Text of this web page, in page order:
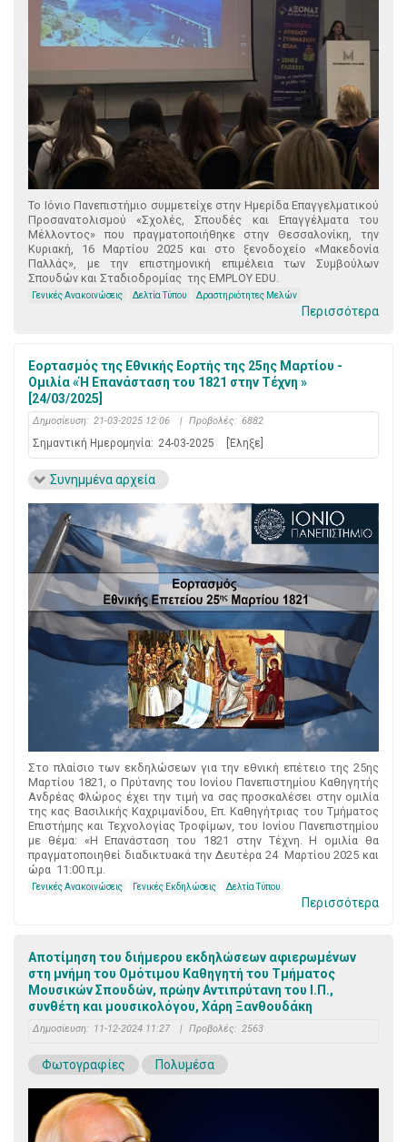
Το Ιόνιο Πανεπιστήμιο συμμετείχε στην Ημερίδα Επαγγελματικού
Προσανατολισμού «Σχολές, Σπουδές και Επαγγέλματα του
Μέλλοντος» που πραγματοποιήθηκε στην Θεσσαλονίκη, την
Κυριακή, 16 Μαρτίου 2025 και στο ξενοδοχείο «Μακεδονία
Παλλάς», με την επιστημονική επιμέλεια των Συμβούλων
Σπουδών και Σταδιοδρομίας της EMPLOY EDU.
Γενικές Ανακοινώσεις Δελτία Τύπου Δραστηριότητες Μελών
Περισσότερα
Εορτασμός της Εθνικής Εορτής της 25ης Μαρτίου -
Ομιλία «Ή Επανάσταση του 1821 στην Τέχνη »
[24/03/2025]
Δημοσίευση: 21-03-2025 12:06 | Προβολές: 6882
Σημαντική Ημερομηνία: 24-03-2025 [Έληξε]
Συνημμένα αρχεία
Στο πλαίσιο των εκδηλώσεων για την εθνική επέτειο της 25ης
Μαρτίου 1821, ο Πρύτανης του Ιονίου Πανεπιστημίου Καθηγητής
Ανδρέας Φλώρος έχει την τιμή να σας προσκαλέσει στην ομιλία
της κας Βασιλικής Καχριμανίδου, Επ. Καθηγήτριας του Τμήματος
Επιστήμης και Τεχνολογίας Τροφίμων, του Ιονίου Πανεπιστημίου
με θέμα: «Η Επανάσταση του 1821 στην Τέχνη. Η ομιλία θα
πραγματοποιηθεί διαδικτυακά την Δευτέρα 24 Μαρτίου 2025 και
ώρα 11:00 π.μ.
Γενικές Ανακοινώσεις Γενικές Εκδηλώσεις Δελτία Τύπου
Περισσότερα
Αποτίμηση του διήμερου εκδηλώσεων αφιερωμένων
στη μνήμη του Ομότιμου Καθηγητή του Τμήματος
Μουσικών Σπουδών, πρώην Αντιπρύτανη του Ι.Π.,
συνθέτη και μουσικολόγου, Χάρη Ξανθουδάκη
Δημοσίευση: 11-12-2024 11:27 | Προβολές: 2563
Φωτογραφίες Πολυμέσα